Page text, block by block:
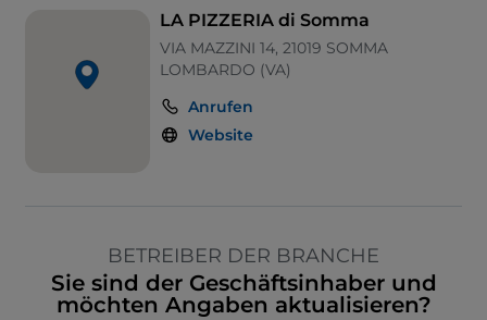
LA PIZZERIA di Somma
VIA MAZZINI 14, 21019 SOMMA
LOMBARDO (VA)
Anrufen
Website
BETREIBER DER BRANCHE
Sie sind der Geschäftsinhaber und
möchten Angaben aktualisieren?